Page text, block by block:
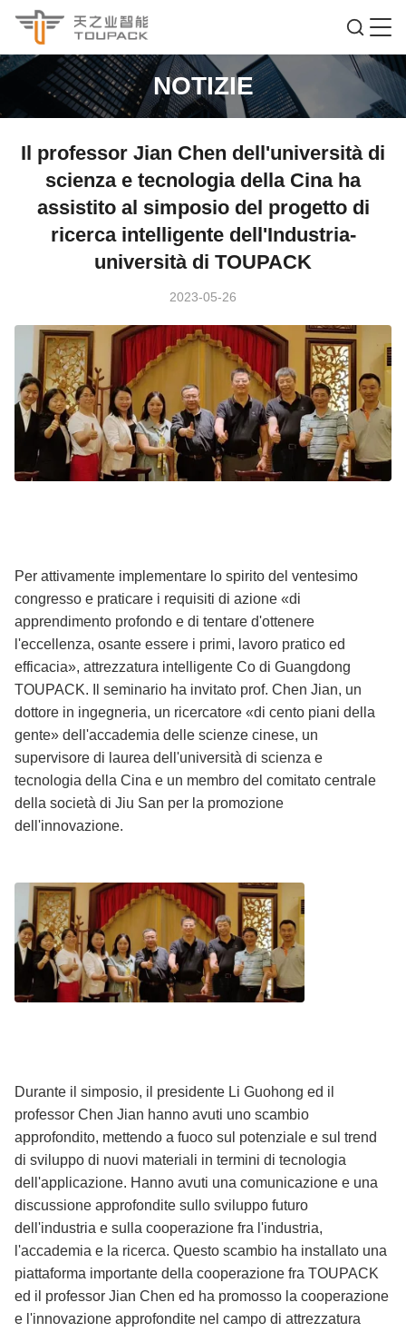
NOTIZIE
Il professor Jian Chen dell'università di
scienza e tecnologia della Cina ha
assistito al simposio del progetto di
ricerca intelligente dell'Industria-
università di TOUPACK
2023-05-26
Per attivamente implementare lo spirito del ventesimo
congresso e praticare i requisiti di azione «di
apprendimento profondo e di tentare d'ottenere
l'eccellenza, osante essere i primi, lavoro pratico ed
efficacia», attrezzatura intelligente Co di Guangdong
TOUPACK. Il seminario ha invitato prof. Chen Jian, un
dottore in ingegneria, un ricercatore «di cento piani della
gente» dell'accademia delle scienze cinese, un
supervisore di laurea dell'università di scienza e
tecnologia della Cina e un membro del comitato centrale
della società di Jiu San per la promozione
dell'innovazione.
Durante il simposio, il presidente Li Guohong ed il
professor Chen Jian hanno avuti uno scambio
approfondito, mettendo a fuoco sul potenziale e sul trend
di sviluppo di nuovi materiali in termini di tecnologia
dell'applicazione. Hanno avuti una comunicazione e una
discussione approfondite sullo sviluppo futuro
dell'industria e sulla cooperazione fra l'industria,
l'accademia e la ricerca. Questo scambio ha installato una
piattaforma importante della cooperazione fra TOUPACK
ed il professor Jian Chen ed ha promosso la cooperazione
e l'innovazione approfondite nel campo di attrezzatura